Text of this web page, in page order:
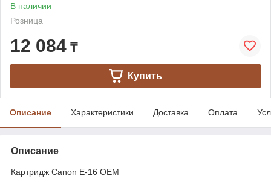
В наличии
Розница
12 084 ₸
Купить
Описание Характеристики Доставка Оплата
Описание
Картридж Canon E-16 ОЕМ